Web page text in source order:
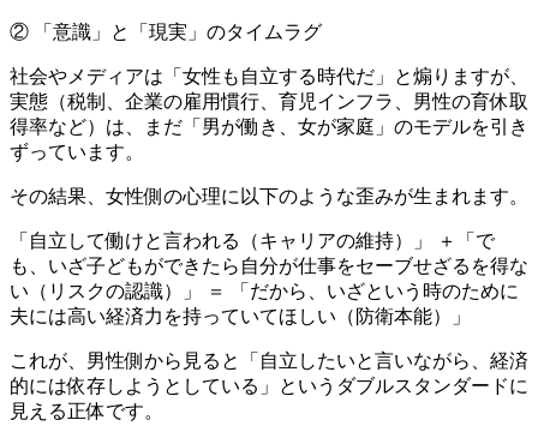
② 「意識」と「現実」のタイムラグ
社会やメディアは「女性も自立する時代だ」と煽りますが、
実態（税制、企業の雇用慣行、育児インフラ、男性の育休取
得率など）は、まだ「男が働き、女が家庭」のモデルを引き
ずっています。
その結果、女性側の心理に以下のような歪みが生まれます。
「自立して働けと言われる（キャリアの維持）」 ＋「で
も、いざ子どもができたら自分が仕事をセーブせざるを得な
い（リスクの認識）」 ＝ 「だから、いざという時のために
夫には高い経済力を持っていてほしい（防衛本能）」
これが、男性側から見ると「自立したいと言いながら、経済
的には依存しようとしている」というダブルスタンダードに
見える正体です。